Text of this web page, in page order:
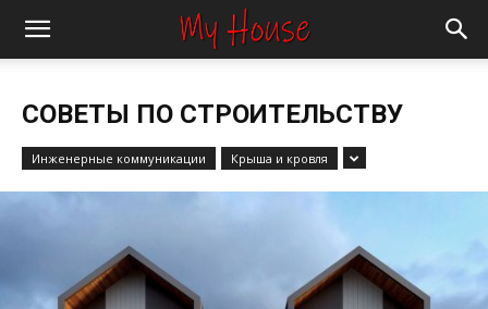
СОВЕТЫ ПО СТРОИТЕЛЬСТВУ
Инженерные коммуникации Крыша и кровля